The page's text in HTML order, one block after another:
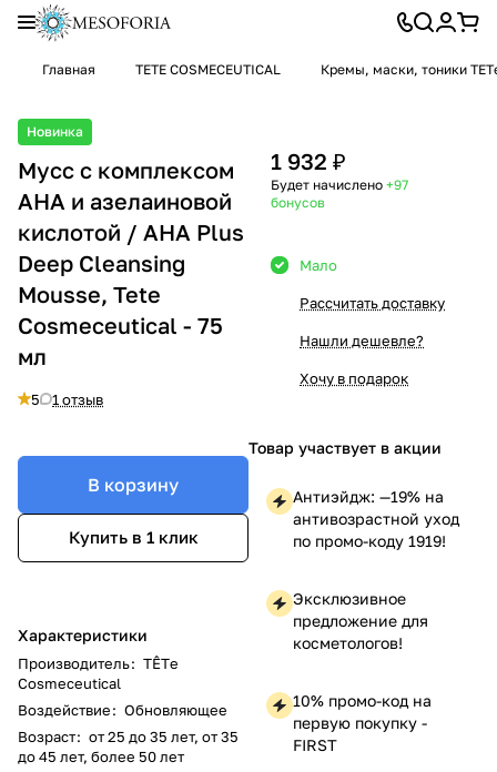
Главная TETE COSMECEUTICAL Кремы, маски, тоники
Новинка
Мусс c комплексом
AHA и азелаиновой
кислотой / AHA Plus
Deep Cleansing
Mousse, Tete
Cosmeceutical - 75
мл
5 1 отзыв
В корзину
Купить в 1 клик
Характеристики
Производитель: TÊTе
Cosmeceutical
Воздействие: Обновляющее
Возраст: от 25 до 35 лет, от 35
до 45 лет, более 50 лет
1 932 ₽
Будет начислено +97
бонусов
Мало
Рассчитать доставку
Нашли дешевле?
Хочу в подарок
Товар участвует в акции
Антиэйдж: —19% на
антивозрастной уход
по промо-коду 1919!
Эксклюзивное
предложение для
косметологов!
10% промо-код на
первую покупку -
FIRST